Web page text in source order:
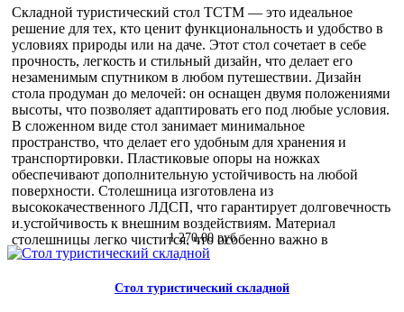
1 350,00 руб
комфортного использования, а вес всего 2,7 кг делает его
легким для переноски. В комплект входит удобная сумка-
чехол, которая защищает стол от загрязнений и повреждений
при транспортировке. Этот складной стол идеально
подходит для использования в самых разных условиях: от
загородных поездок до городских пикников. Он станет
отличным решением для тех, кто ценит комфорт и
практичность. Оптовые покупатели оценят выгоды от
приобретения этого стола: высокая рентабельность,
востребованность среди конечных потребителей и простота
в эксплуатации делают его привлекательным товаром для
вашего ассортимента. Выбирая складной туристический
стол, вы получаете надежного помощника для отдыха на
природе, который прослужит вам долгие годы.
1 270,00 руб
Складной туристический стол ТСТМ — это идеальное
решение для тех, кто ценит функциональность и удобство в
условиях природы или на даче. Этот стол сочетает в себе
прочность, легкость и стильный дизайн, что делает его
незаменимым спутником в любом путешествии. Дизайн
стола продуман до мелочей: он оснащен двумя положениями
высоты, что позволяет адаптировать его под любые условия.
В сложенном виде стол занимает минимальное
пространство, что делает его удобным для хранения и
транспортировки. Пластиковые опоры на ножках
обеспечивают дополнительную устойчивость на любой
поверхности. Столешница изготовлена из
высококачественного ЛДСП, что гарантирует долговечность
и устойчивость к внешним воздействиям. Материал
столешницы легко чистится, что особенно важно в
походных условиях. Конструкция стола позволяет
помощником в любых ситуациях. Эргономика стола
Стол туристический складной